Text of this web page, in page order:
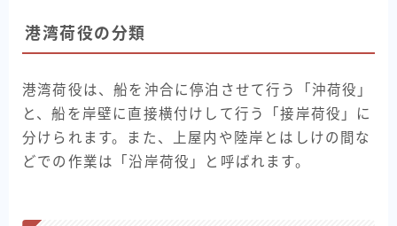
港湾荷役の分類
港湾荷役は、船を沖合に停泊させて行う「沖荷役」
と、船を岸壁に直接横付けして行う「接岸荷役」に
分けられます。また、上屋内や陸岸とはしけの間な
どでの作業は「沿岸荷役」と呼ばれます。